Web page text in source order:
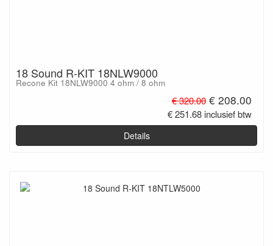
18 Sound R-KIT 18NLW9000
Recone Kit 18NLW9000 4 ohm / 8 ohm
€ 320.00 € 208.00
€ 251.68 inclusief btw
Details